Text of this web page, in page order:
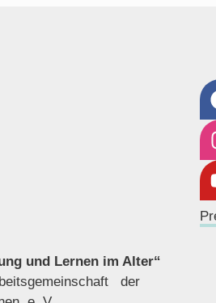
und Lernen im Alter“
der